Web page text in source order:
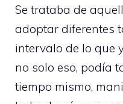
Se trataba de
adoptar diferentes
intervalo de lo que
no solo eso, podía
tiempo mismo,